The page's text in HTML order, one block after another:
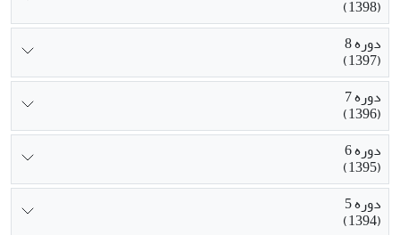
(1398)
دوره 8
(1397)
دوره 7
(1396)
دوره 6
(1395)
دوره 5
(1394)